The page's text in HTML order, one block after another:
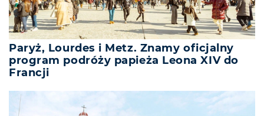
Paryż, Lourdes i Metz. Znamy oficjalny
program podróży papieża Leona XIV do
Francji